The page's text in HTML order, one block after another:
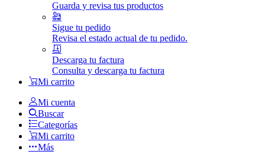
Guarda y revisa tus productos
Sigue tu pedido
Revisa el estado actual de tu pedido.
Descarga tu factura
Consulta y descarga tu factura
Mi carrito
Mi cuenta
Buscar
Categorías
Mi carrito
Más